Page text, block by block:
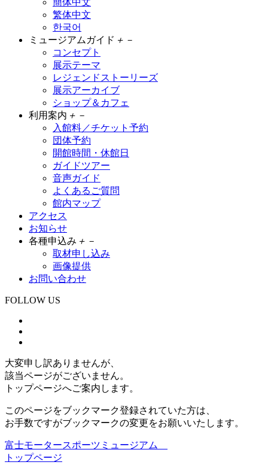
簡体中文
繁体中文
한국어
ミュージアムガイド ＋ －
コンセプト
展示テーマ
レジェンドストーリーズ
展示アーカイブ
ショップ＆カフェ
利用案内 ＋ －
入館料／チケット予約
団体予約
開館時間・休館日
ガイドツアー
音声ガイド
よくあるご質問
館内マップ
アクセス
お知らせ
各種申込み ＋ －
取材申し込み
画像提供
お問い合わせ
FOLLOW US
大変申し訳ありませんが、
該当ページがございません。
トップページへご案内します。
このページをブックマーク登録されていた方は、
お手数ですがブックマークの変更をお願いいたします。
富士モータースポーツミュージアム
トップページ